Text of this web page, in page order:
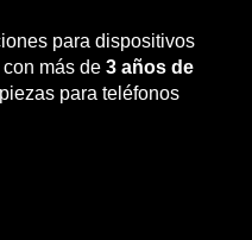
para dispositivos
más de 3 años de
para teléfonos